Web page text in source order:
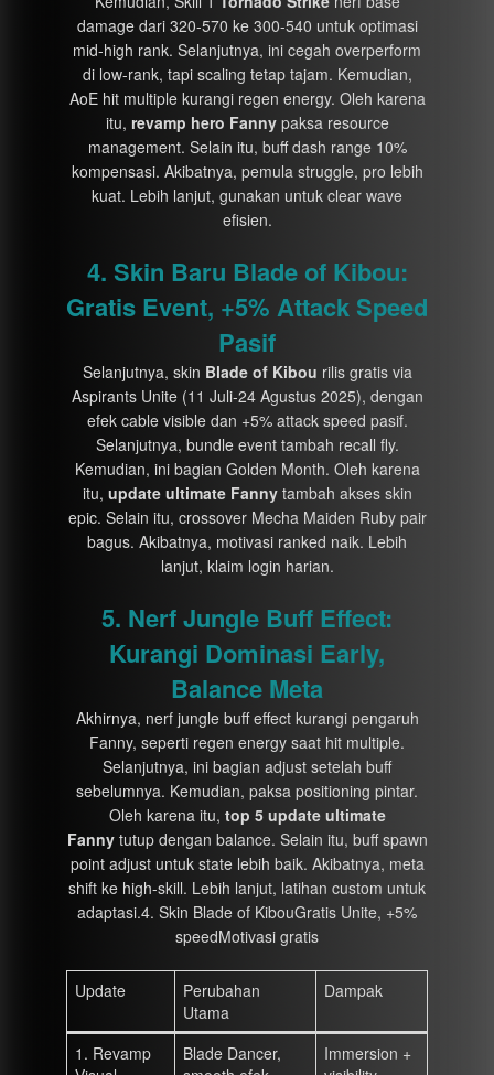
damage dari 320-570 ke 300-540 untuk optimasi
mid-high rank. Selanjutnya, ini cegah overperform
di low-rank, tapi scaling tetap tajam. Kemudian,
AoE hit multiple kurangi regen energy. Oleh karena
itu, revamp hero Fannypaksa resource
management. Selain itu, buff dash range 10%
kompensasi. Akibatnya, pemula struggle, pro lebih
kuat. Lebih lanjut, gunakan untuk clear wave
efisien.
4. Skin Baru Blade of Kibou:
Gratis Event, +5% Attack Speed
Pasif
Selanjutnya, skin Blade of Kibou rilis gratis via
Aspirants Unite (11 Juli-24 Agustus 2025), dengan
efek cable visible dan +5% attack speed pasif.
Selanjutnya, bundle event tambah recall fly.
Kemudian, ini bagian Golden Month. Oleh karena
itu, update ultimate Fannytambah akses skin
epic. Selain itu, crossover Mecha Maiden Ruby pair
bagus. Akibatnya, motivasi ranked naik. Lebih
lanjut, klaim login harian.
5. Nerf Jungle Buff Effect:
Kurangi Dominasi Early,
Balance Meta
Akhirnya, nerf jungle buff effect kurangi pengaruh
Fanny, seperti regen energy saat hit multiple.
Selanjutnya, ini bagian adjust setelah buff
sebelumnya. Kemudian, paksa positioning pintar.
Oleh karena itu, top 5 update ultimate
Fannytutup dengan balance. Selain itu, buff spawn
point adjust untuk state lebih baik. Akibatnya, meta
shift ke high-skill. Lebih lanjut, latihan custom untuk
adaptasi.4. Skin Blade of KibouGratis Unite, +5%
speedMotivasi gratis
Update
Perubahan
Utama
Dampak
1. Revamp
Blade Dancer,
Immersion +